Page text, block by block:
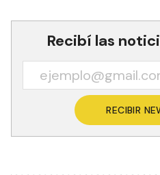
Recibí las
RECIBIR